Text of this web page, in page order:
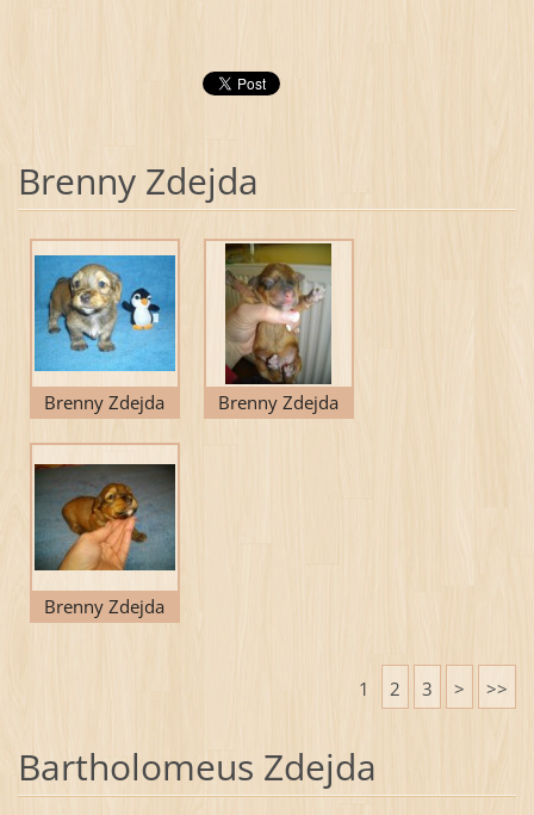
Brenny Zdejda
Brenny Zdejda Brenny Zdejda
Brenny Zdejda
1 2 3 > >>
Bartholomeus Zdejda